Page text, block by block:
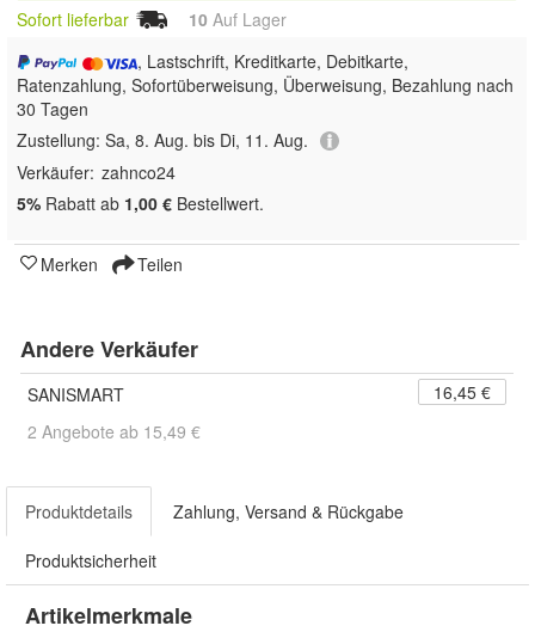
Sofort lieferbar 10 Auf Lager
, Lastschrift, Kreditkarte, Debitkarte,
Ratenzahlung, Sofortüberweisung, Überweisung, Bezahlung nach
30 Tagen
Zustellung: Sa, 8. Aug. bis Di, 11. Aug.
Verkäufer: zahnco24
5% Rabatt ab 1,00 € Bestellwert.
Merken Teilen
Andere Verkäufer
SANISMART
16,45 €
2 Angebote ab 15,49 €
Produktdetails Zahlung, Versand & Rückgabe
Produktsicherheit
Artikelmerkmale